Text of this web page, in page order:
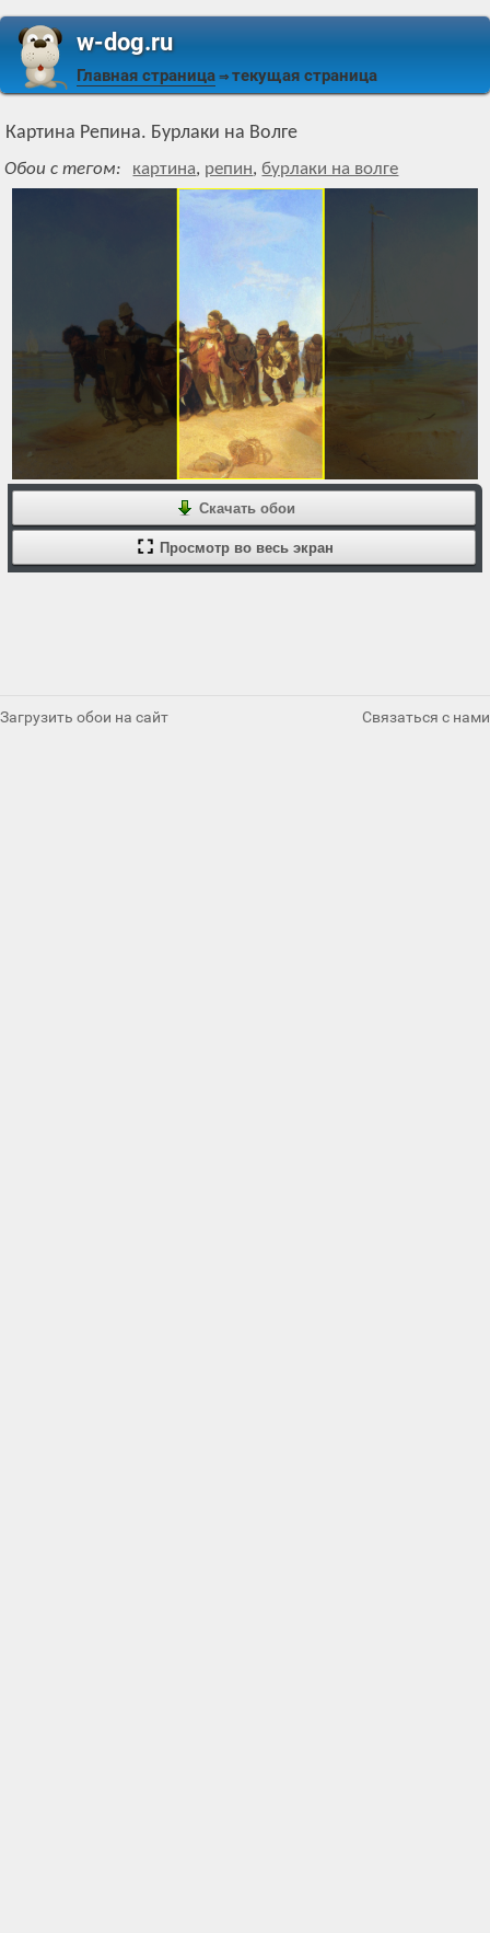
w-dog.ru
Главная страница ⇒ текущая страница
Картина Репина. Бурлаки на Волге
Обои с тегом: картина, репин,бурлаки на волге
Скачать обои
Просмотр во весь экран
Загрузить обои на сайт Связаться с нами